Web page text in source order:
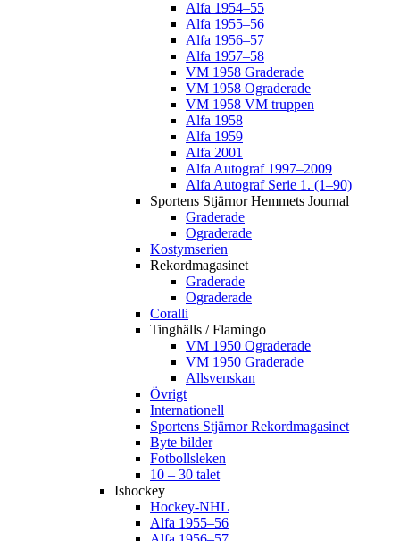
Alfa 1954–55
Alfa 1955–56
Alfa 1956–57
Alfa 1957–58
VM 1958 Graderade
VM 1958 Ograderade
VM 1958 VM truppen
Alfa 1958
Alfa 1959
Alfa 2001
Alfa Autograf 1997–2009
Alfa Autograf Serie 1. (1–90)
Sportens Stjärnor Hemmets Journal
Graderade
Ograderade
Kostymserien
Rekordmagasinet
Graderade
Ograderade
Coralli
Tinghälls / Flamingo
VM 1950 Ograderade
VM 1950 Graderade
Allsvenskan
Övrigt
Internationell
Sportens Stjärnor Rekordmagasinet
Byte bilder
Fotbollsleken
10 – 30 talet
Ishockey
Hockey-NHL
Alfa 1955–56